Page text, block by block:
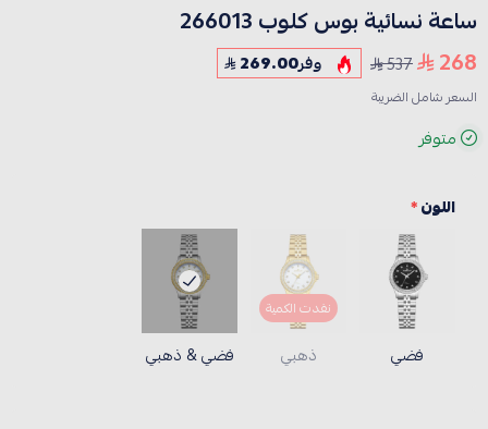
ساعة نسائية بوس كلوب 266013
268
537 وفر269.00
السعر شامل الضريبة
متوفر
اللون*
فضي
نفدت الكمية
ذهبي فضي & ذهبي